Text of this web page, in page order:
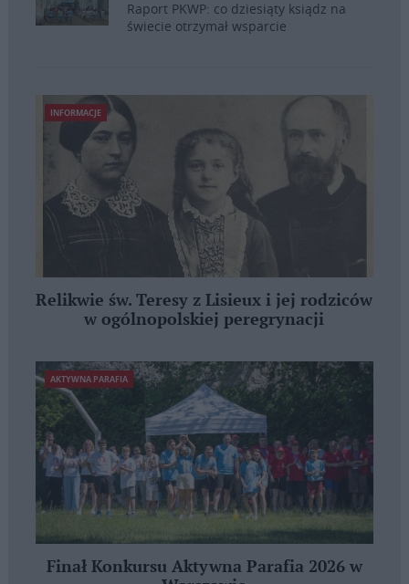
Raport PKWP: co dziesiąty ksiądz na
świecie otrzymał wsparcie
INFORMACJE
Relikwie św. Teresy z Lisieux i jej rodziców
w ogólnopolskiej peregrynacji
AKTYWNA PARAFIA
Finał Konkursu Aktywna Parafia 2026 w